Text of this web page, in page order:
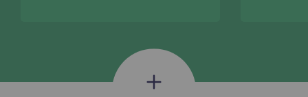
Responsabilité environnementale